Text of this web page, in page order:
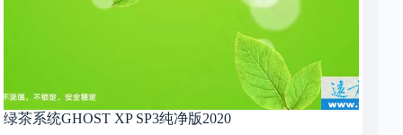
绿茶系统GHOST XP SP3纯净版2020